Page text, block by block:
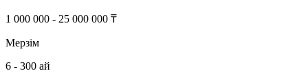
1 000 000 - 25 000 000 ₸
Мерзім
6 - 300 ай